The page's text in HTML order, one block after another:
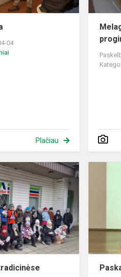
04
Plačiau
Pamokos
netradicinėse